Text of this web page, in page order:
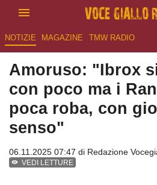
NOTIZIE MAGAZINE TMW RADIO
Amoruso: "Ibrox
con poco ma i
poca roba, con
senso"
06.11.2025 07:47 di Redazione
VEDI LETTURE